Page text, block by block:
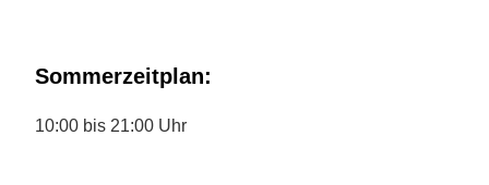
Sommerzeitplan:
10:00 bis 21:00 Uhr